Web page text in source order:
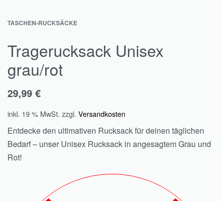
TASCHEN›RUCKSÄCKE
Tragerucksack Unisex
grau/rot
29,99 €
inkl. 19 % MwSt. zzgl. Versandkosten
Entdecke den ultimativen Rucksack für deinen täglichen
Bedarf – unser Unisex Rucksack in angesagtem Grau und
Rot!